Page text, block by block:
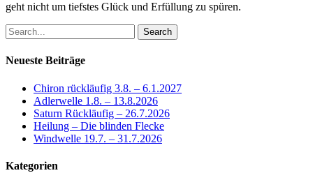
geht nicht um tiefstes Glück und Erfüllung zu spüren.
Search
Neueste Beiträge
Chiron rückläufig 3.8. – 6.1.2027
Adlerwelle 1.8. – 13.8.2026
Saturn Rückläufig – 26.7.2026
Heilung – Die blinden Flecke
Windwelle 19.7. – 31.7.2026
Kategorien